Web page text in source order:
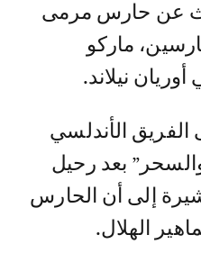
عن حارس مرمى
ماركو
نيلاند.
الأندلسي
بعد رحيل
إلى أن الحارس
الهلال.